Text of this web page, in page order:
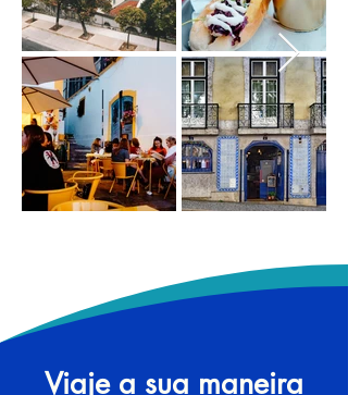
Viaje a sua maneira